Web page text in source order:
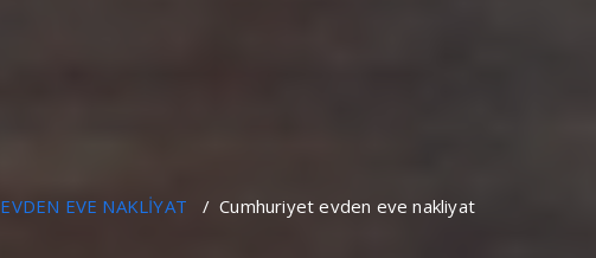
EVDEN EVE NAKLİYAT /Cumhuriyet evden eve nakliyat